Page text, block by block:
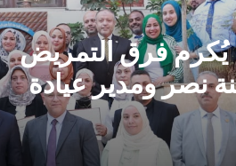
يُكرم فرق التمريض
نصر ومدير عيادة
بالفرع ويوجه
مالية تليق بدورهن